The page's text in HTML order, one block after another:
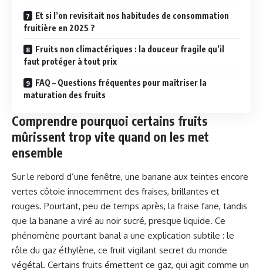
Et si l’on revisitait nos habitudes de consommation
fruitière en 2025 ?
Fruits non climactériques : la douceur fragile qu’il
faut protéger à tout prix
FAQ – Questions fréquentes pour maîtriser la
maturation des fruits
Comprendre pourquoi certains fruits
mûrissent trop vite quand on les met
ensemble
Sur le rebord d’une fenêtre, une banane aux teintes encore
vertes côtoie innocemment des fraises, brillantes et
rouges. Pourtant, peu de temps après, la fraise fane, tandis
que la banane a viré au noir sucré, presque liquide. Ce
phénomène pourtant banal a une explication subtile : le
rôle du gaz éthylène, ce fruit vigilant secret du monde
végétal. Certains fruits émettent ce gaz, qui agit comme un